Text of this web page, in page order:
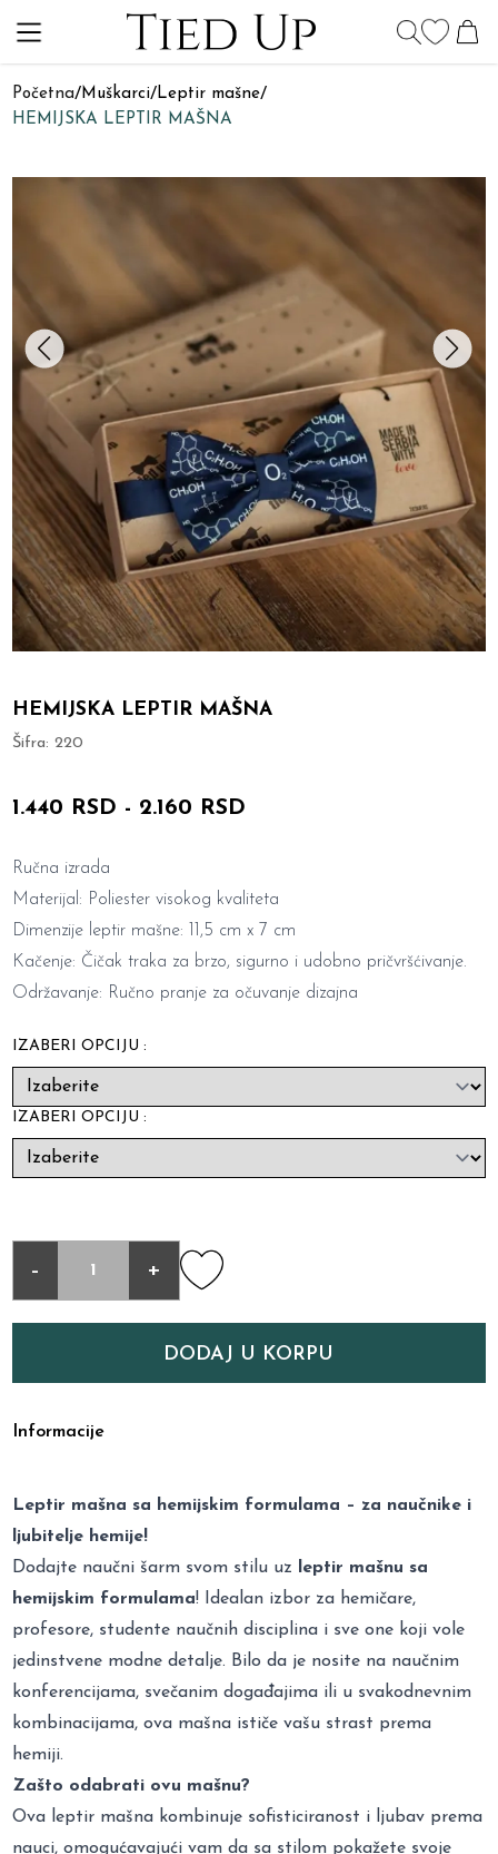
Početna/Muškarci/Leptir mašne/
HEMIJSKA LEPTIR MAŠNA
HEMIJSKA LEPTIR MAŠNA
Šifra:220
1.440 RSD - 2.160 RSD
Ručna izrada
Materijal: Poliester visokog kvaliteta
Dimenzije leptir mašne: 11,5 cm x 7 cm
Kačenje: Čičak traka za brzo, sigurno i udobno pričvršćivanje.
Održavanje: Ručno pranje za očuvanje dizajna
IZABERI OPCIJU :
IZABERI OPCIJU :
- +
DODAJ U KORPU
Informacije
Leptir mašna sa hemijskim formulama – za naučnike i
ljubitelje hemije!
Dodajte naučni šarm svom stilu uz
leptir mašnu sa
hemijskim formulama! Idealan izbor za hemičare,
profesore, studente naučnih disciplina i sve one koji vole
jedinstvene modne detalje. Bilo da je nosite na naučnim
konferencijama, svečanim događajima ili u svakodnevnim
kombinacijama, ova mašna ističe vašu strast prema
hemiji.
Zašto odabrati ovu mašnu?
Ova leptir mašna kombinuje sofisticiranost i ljubav prema
nauci, omogućavajući vam da sa stilom pokažete svoje